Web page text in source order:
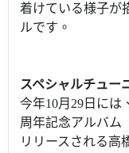
着けている様子が
ルです。
スペシャルチュー
今年10月29日には
周年記念アルバム
リリースされる高